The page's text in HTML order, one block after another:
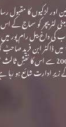
اور لڑکیوں کا
لٹریچر کو سماج کے
نے ڈالی تھی، جسے 1996 میں ڈاکٹر
میں رہنے کے بعد نومبر 2003
ادارت شائع ہو رہا